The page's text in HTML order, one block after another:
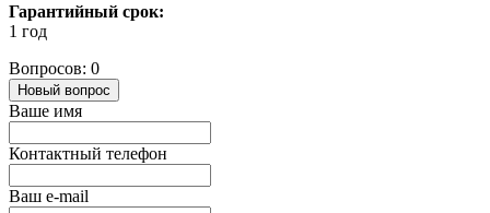
Гарантийный срок:
1 год
Вопросов: 0
Новый вопрос
Ваше имя
Контактный телефон
Ваш e-mail